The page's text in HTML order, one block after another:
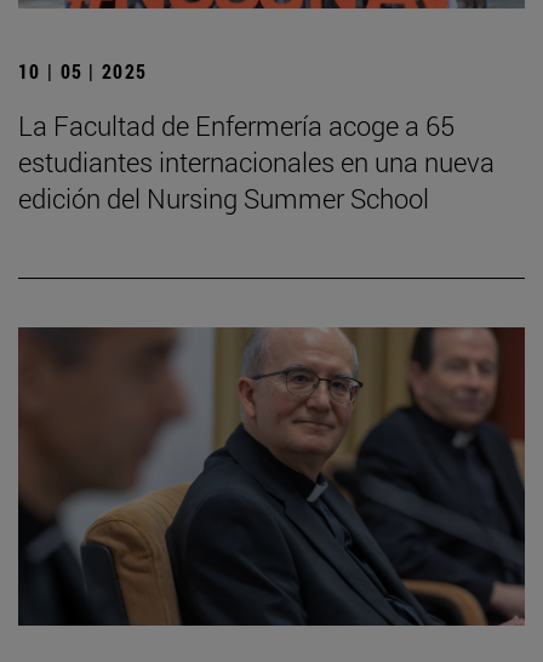
10 | 05 | 2025
La Facultad de Enfermería acoge a 65
estudiantes internacionales en una nueva
edición del Nursing Summer School